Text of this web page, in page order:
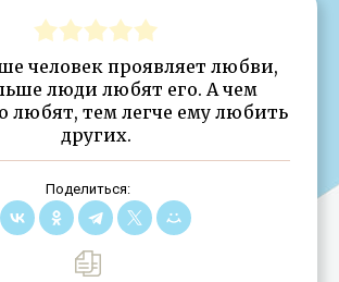
человек проявляет любви,
люди любят его. А чем
любят, тем легче ему любить
других.
Поделиться: